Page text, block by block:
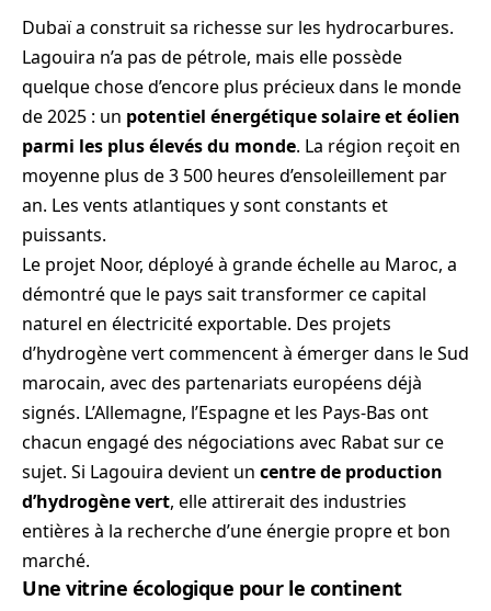
Dubaï a construit sa richesse sur les hydrocarbures.
Lagouira n’a pas de pétrole, mais elle possède
quelque chose d’encore plus précieux dans le monde
de 2025 : un potentiel énergétique solaire et éolien
parmi les plus élevés du monde. La région reçoit en
moyenne plus de 3 500 heures d’ensoleillement par
an. Les vents atlantiques y sont constants et
puissants.
Le projet Noor, déployé à grande échelle au Maroc, a
démontré que le pays sait transformer ce capital
naturel en électricité exportable. Des projets
d’hydrogène vert commencent à émerger dans le Sud
marocain, avec des partenariats européens déjà
signés. L’Allemagne, l’Espagne et les Pays-Bas ont
chacun engagé des négociations avec Rabat sur ce
sujet. Si Lagouira devient un centre de production
d’hydrogène vert, elle attirerait des industries
entières à la recherche d’une énergie propre et bon
marché.
Une vitrine écologique pour le continent